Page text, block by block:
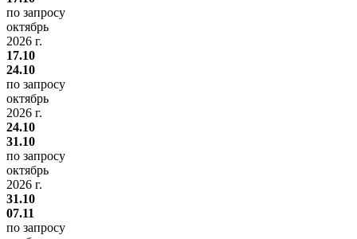
по запросу
октябрь
2026 г.
17.10
24.10
по запросу
октябрь
2026 г.
24.10
31.10
по запросу
октябрь
2026 г.
31.10
07.11
по запросу